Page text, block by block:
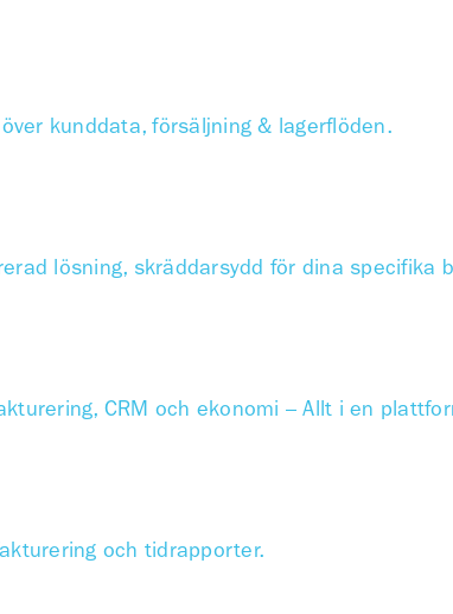
kunddata, försäljning & lagerflöden.
lösning, skräddarsydd för dina specifika
CRM och ekonomi – Allt i en
och tidrapporter.